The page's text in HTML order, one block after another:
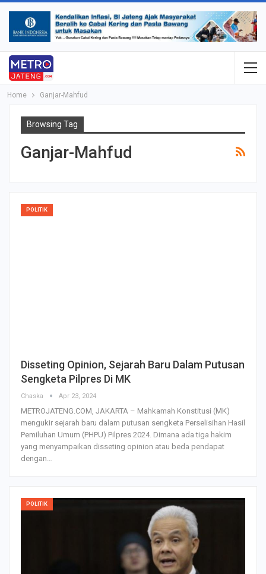
Home Ganjar-Mahfud
Browsing Tag
Ganjar-Mahfud
POLITIK
Disseting Opinion, Sejarah Baru Dalam Putusan
Sengketa Pilpres Di MK
Chaska Apr 23, 2024
METROJATENG.COM, JAKARTA – Mahkamah Konstitusi (MK)
mengukir sejarah baru dalam putusan sengketa Perselisihan Hasil
Pemiluhan Umum (PHPU) Pilpres 2024. Dimana ada tiga hakim
yang menyampaikan disseting opinion atau beda pendapat
dengan…
POLITIK